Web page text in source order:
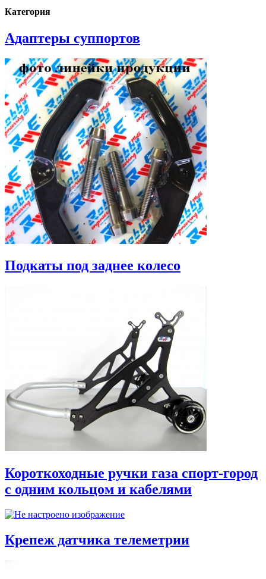
Категория
Адаптеры суппортов
Подкаты под заднее колесо
Короткоходные ручки газа спорт-город
с одним кольцом и кабелями
Крепеж датчика телеметрии